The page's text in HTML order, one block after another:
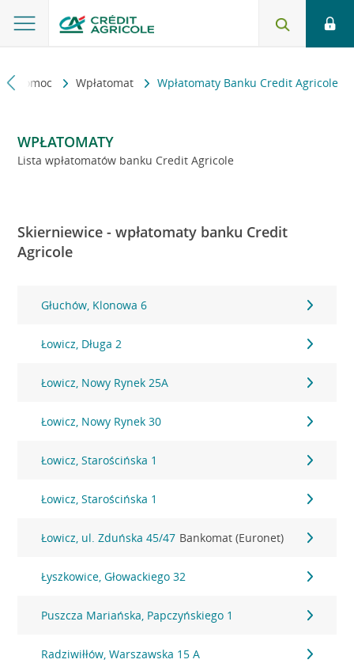
i pomoc Wpłatomat Wpłatomaty Banku Credit Agricole
WPŁATOMATY
Lista wpłatomatów banku Credit Agricole
Skierniewice - wpłatomaty banku Credit
Agricole
Głuchów, Klonowa 6
Łowicz, Długa 2
Łowicz, Nowy Rynek 25A
Łowicz, Nowy Rynek 30
Łowicz, Starościńska 1
Łowicz, Starościńska 1
Łowicz, ul. Zduńska 45/47 Bankomat (Euronet)
Łyszkowice, Głowackiego 32
Puszcza Mariańska, Papczyńskiego 1
Radziwiłłów, Warszawska 15 A